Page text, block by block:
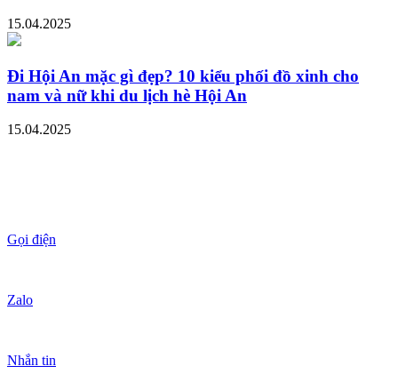
15.04.2025
Đi Hội An mặc gì đẹp? 10 kiểu phối đồ xinh cho
nam và nữ khi du lịch hè Hội An
15.04.2025
Gọi điện
Zalo
Nhắn tin